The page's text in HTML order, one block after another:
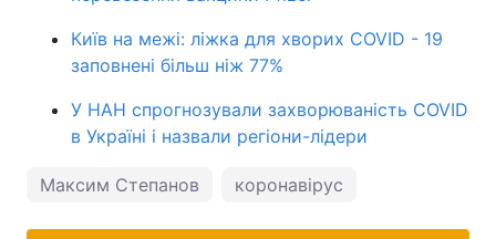
Київ на межі: ліжка для хворих COVID - 19
заповнені більш ніж 77%
У НАН спрогнозували захворюваність COVID
в Україні і назвали регіони-лідери
Максим Степанов коронавірус